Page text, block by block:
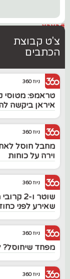
#בארץ
צ'ט קבוצת
הכתבים
ניוז 360
טראמפ: מטוסי
איראן ביקשה
ניוז 360
מחבל חוסל
וירה על כוחות
ניוז 360
שוטר
שאירע לפני
ניוז 360
מפחד שיחוסל?
ניוז 360